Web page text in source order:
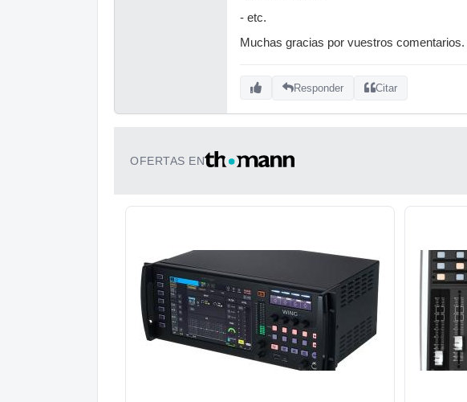
- etc.
Muchas gracias por vuestros comentarios.
Responder Citar
OFERTAS EN